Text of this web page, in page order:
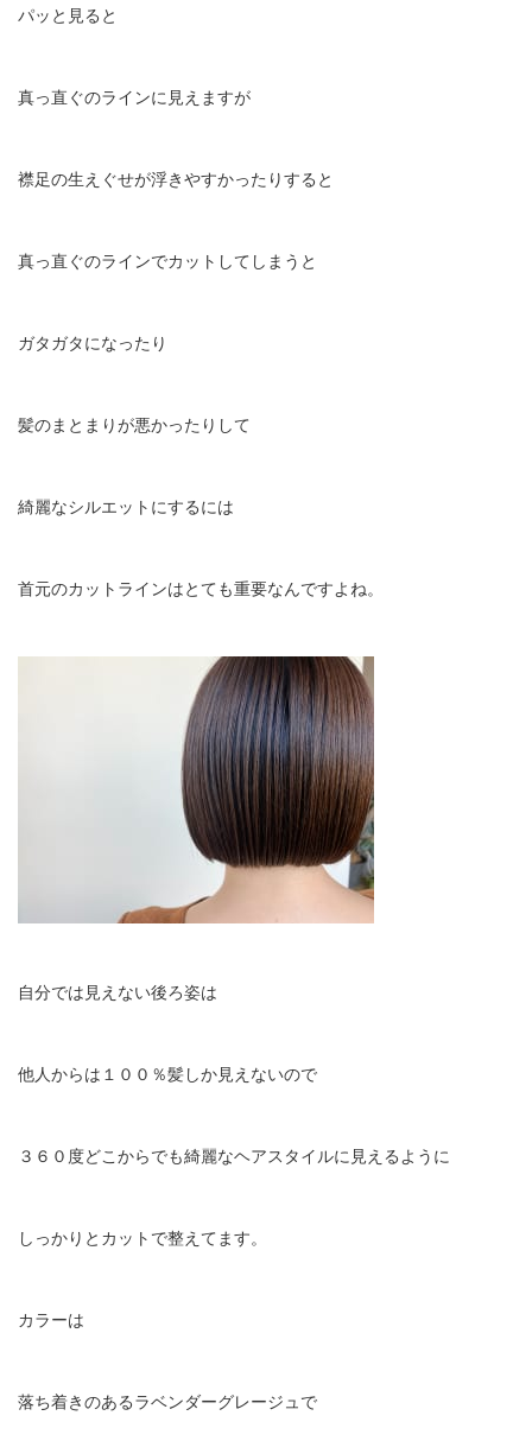
パッと見ると
真っ直ぐのラインに見えますが
襟足の生えぐせが浮きやすかったりすると
真っ直ぐのラインでカットしてしまうと
ガタガタになったり
髪のまとまりが悪かったりして
綺麗なシルエットにするには
首元のカットラインはとても重要なんですよね。
自分では見えない後ろ姿は
他人からは１００％髪しか見えないので
３６０度どこからでも綺麗なヘアスタイルに見えるように
しっかりとカットで整えてます。
カラーは
落ち着きのあるラベンダーグレージュで